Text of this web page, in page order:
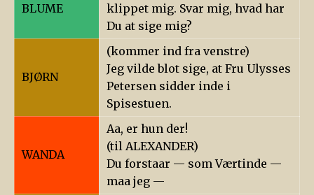
BLUME
klippet mig. Svar mig, hvad har
Du at sige mig?
BJØRN
(kommer ind fra venstre)
Jeg vilde blot sige, at Fru Ulysses
Petersen sidder inde i
Spisestuen.
WANDA
Aa, er hun der!
(til ALEXANDER)
Du forstaar — som Værtinde —
maa jeg —